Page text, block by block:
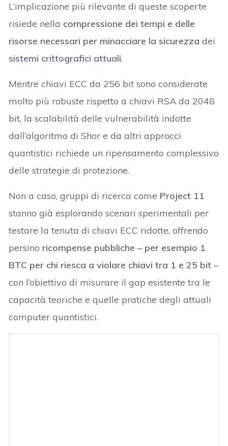
L’implicazione più rilevante di queste scoperte
risiede nella compressione dei tempi e delle
risorse necessari per minacciare la sicurezzadei
sistemi crittografici attuali.
Mentre chiavi ECC da 256 bit sono considerate
molto più robuste rispetto a chiavi RSA da 2048
bit, la scalabilità delle vulnerabilità indotte
dall’algoritmo di Shor e da altri approcci
quantistici richiede un ripensamento complessivo
delle strategie di protezione.
Non a caso, gruppi di ricerca come Project 11
stanno già esplorando scenari sperimentali per
testare la tenuta di chiavi ECC ridotte, offrendo
persino ricompense pubbliche – per esempio 1
BTC per chi riesca a violare chiavi tra 1 e 25 bit –
con l’obiettivo di misurare il gap esistente tra le
capacità teoriche e quelle pratiche degli attuali
computer quantistici.